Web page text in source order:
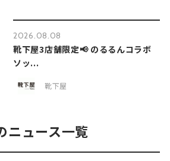
2026.08.08
靴下屋3店舗限定📢 のるるんコラボ
ソッ...
靴下屋
ニュース一覧